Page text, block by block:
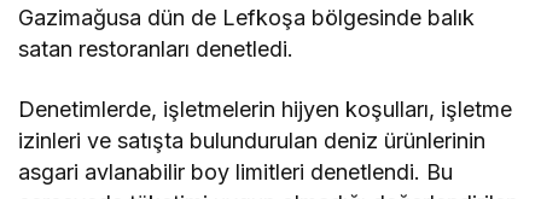
Gazimağusa dün de Lefkoşa bölgesinde balık
satan restoranları denetledi.
Denetimlerde, işletmelerin hijyen koşulları, işletme
izinleri ve satışta bulundurulan deniz ürünlerinin
asgari avlanabilir boy limitleri denetlendi. Bu